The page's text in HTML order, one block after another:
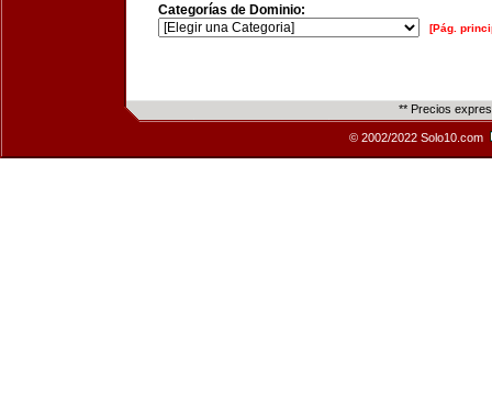
Categorías de Dominio:
[Pág.
** Precios
© 2002/2022 Solo10.com